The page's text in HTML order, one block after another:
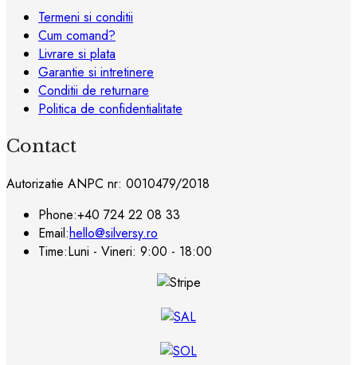
Termeni si conditii
Cum comand?
Livrare si plata
Garantie si intretinere
Conditii de returnare
Politica de confidentialitate
Contact
Autorizatie ANPC nr: 0010479/2018
Phone:+40 724 22 08 33
Email:hello@silversy.ro
Time:Luni - Vineri: 9:00 - 18:00